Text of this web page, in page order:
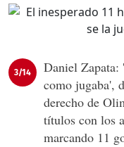
3/14
Daniel Zapata:
como jugaba',
derecho de
títulos con los
marcando 11